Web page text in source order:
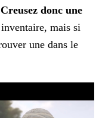
Creusez donc une
mais si
une dans le